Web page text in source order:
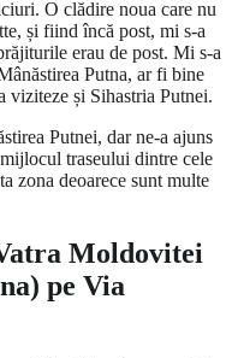
O clădire noua care nu
și fiind încă post, mi s-a
erau de post. Mi s-a
Putna, ar fi bine
viziteze și Sihastria Putnei.
Putnei, dar ne-a ajuns
traseului dintre cele
zona deoarece sunt multe
Moldovitei
pe Via